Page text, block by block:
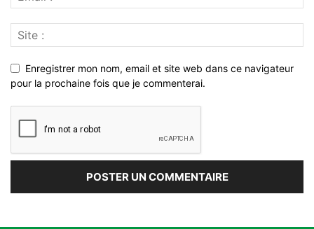
Enregistrer mon nom, email et site web dans ce navigateur
pour la prochaine fois que je commenterai.